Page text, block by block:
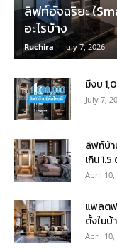
ลิฟท์อัจฉริยะ
อะไรบ้าง
Ruchira - July 7, 2026
มีงบ
July 7,
ลิฟท์บ้า
เกิน
April 10,
แพลตฟ
ตั้งในบ้
April 10,